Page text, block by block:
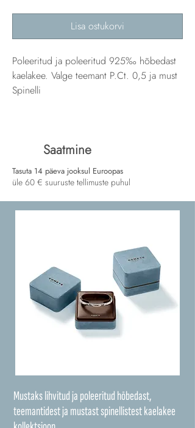
Lisa ostukorvi
Poleeritud ja poleeritud 925‰ hõbedast
kaelakee. Valge teemant P.Ct. 0,5 ja must
Spinelli
Saatmine
Tasuta 14 päeva jooksul Euroopas
üle 60 € suuruste tellimuste puhul
Mustaks lihvitud ja poleeritud hõbedast,
teemantidest ja mustast spinellistest kaelakee